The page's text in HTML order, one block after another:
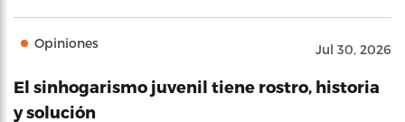
Opiniones Jul 30, 2026
El sinhogarismo juvenil tiene rostro, historia
y solución